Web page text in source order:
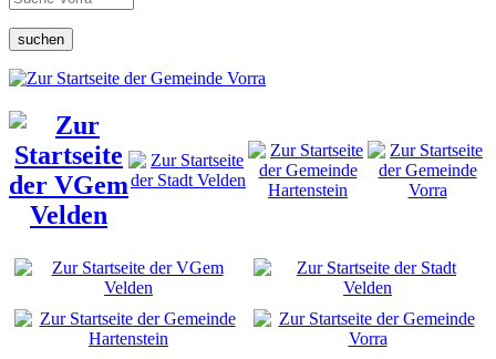
suchen